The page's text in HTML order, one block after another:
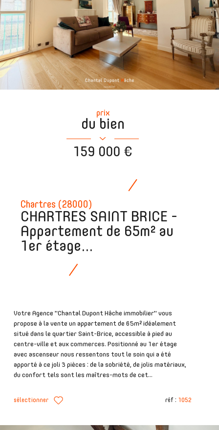
Chartres (28000)
CHARTRES SAINT BRICE -
Appartement de 65m² au
1er étage...
Votre Agence "Chantal Dupont Hâche immobilier" vous
propose à la vente un appartement de 65m² idéalement
situé dans le quartier Saint-Brice, accessible à pied au
centre-ville et aux commerces. Positionné au 1er étage
avec ascenseur nous ressentons tout le soin qui a été
apporté à ce joli 3 pièces : de la sobriété, de jolis matériaux,
du confort tels sont les maîtres-mots de cet...
prix
du bien
159 000 €
sélectionner réf : 1052